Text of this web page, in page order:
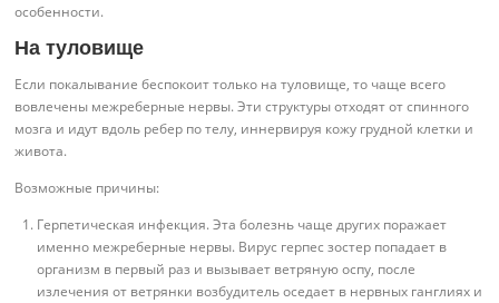
особенности.
На туловище
Если покалывание беспокоит только на туловище, то чаще всего
вовлечены межреберные нервы. Эти структуры отходят от спинного
мозга и идут вдоль ребер по телу, иннервируя кожу грудной клетки и
живота.
Возможные причины:
Герпетическая инфекция. Эта болезнь чаще других поражает
именно межреберные нервы. Вирус герпес зостер попадает в
организм в первый раз и вызывает ветряную оспу, после
излечения от ветрянки возбудитель оседает в нервных ганглиях и